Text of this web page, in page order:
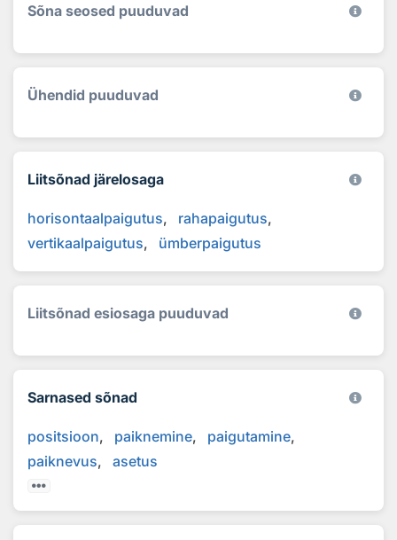
Sõna seosed puuduvad
Ühendid puuduvad
Liitsõnad järelosaga
horisontaalpaigutus
rahapaigutus
vertikaalpaigutus
ümberpaigutus
Liitsõnad esiosaga puuduvad
Sarnased sõnad
positsioon paiknemine
paigutamine
paiknevus
asetus